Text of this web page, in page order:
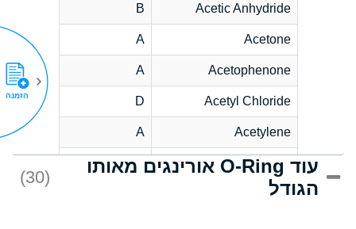
Acetic Anhydride
B
Acetone
A
Acetophenone
A
Acetyl Chloride
D
Acetylene
A
Acrlylonitrile
D
Adipic Acid
עוד O-Ring אורינגים מאותו
הגודל
(30)
הזמנה